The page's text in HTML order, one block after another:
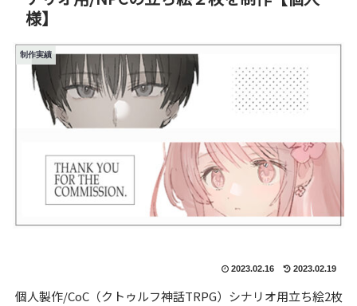
様】
制作実績
2023.02.16 2023.02.19
個人製作/CoC（クトゥルフ神話TRPG）シナリオ用立ち絵2枚